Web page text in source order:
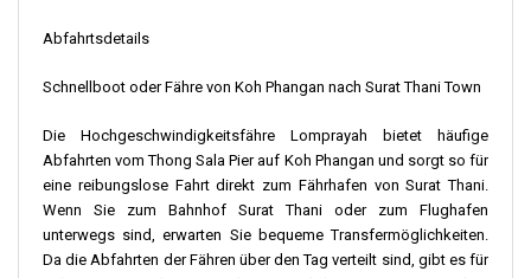
Abfahrtsdetails
Schnellboot oder Fähre von Koh Phangan nach Surat Thani Town
Die Hochgeschwindigkeitsfähre Lomprayah bietet häufige
Abfahrten vom Thong Sala Pier auf Koh Phangan und sorgt so für
eine reibungslose Fahrt direkt zum Fährhafen von Surat Thani.
Wenn Sie zum Bahnhof Surat Thani oder zum Flughafen
unterwegs sind, erwarten Sie bequeme Transfermöglichkeiten.
Da die Abfahrten der Fähren über den Tag verteilt sind, gibt es für